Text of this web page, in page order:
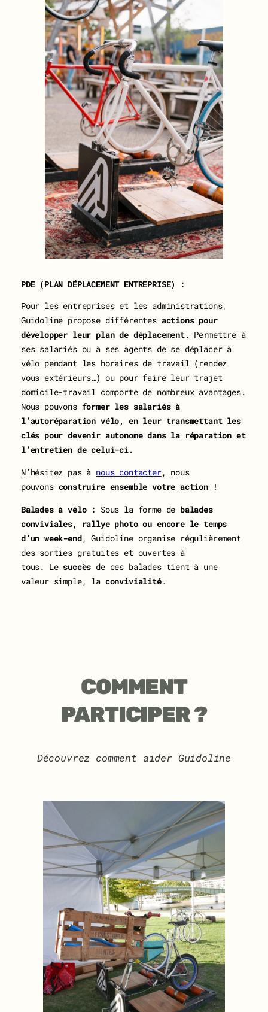
PDE (PLAN DÉPLACEMENT ENTREPRISE) :
Pour les entreprises et les administrations,
Guidoline propose différentes actions pour
développer leur plan de déplacement. Permettre à
ses salariés ou à ses agents de se déplacer à
vélo pendant les horaires de travail (rendez
vous extérieurs…) ou pour faire leur trajet
domicile-travail comporte de nombreux avantages.
Nous pouvonsformer les salariés à
l’autoréparation vélo, en leur transmettant les
clés pour devenir autonome dans la réparation et
l’entretien de celui-ci.
N’hésitez pas à nous contacter, nous
pouvons construire ensemble votre action!
Balades à vélo : Sous la forme de balades
conviviales, rallye photo ou encore le temps
d’un week-end, Guidoline organise régulièrement
des sorties gratuites et ouvertes à
tous. Le succès de ces balades tient à une
valeur simple, la convivialité.
COMMENT
PARTICIPER ?
Découvrez comment aider Guidoline